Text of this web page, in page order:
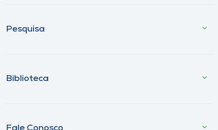
Pesquisa
Biblioteca